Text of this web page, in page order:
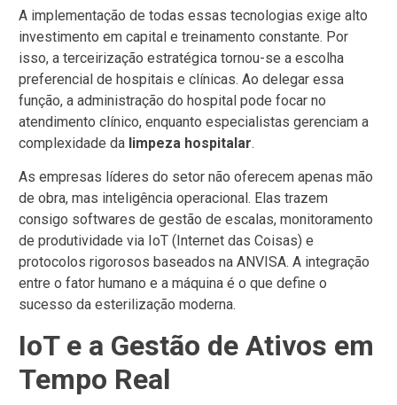
A implementação de todas essas tecnologias exige alto
investimento em capital e treinamento constante. Por
isso, a terceirização estratégica tornou-se a escolha
preferencial de hospitais e clínicas. Ao delegar essa
função, a administração do hospital pode focar no
atendimento clínico, enquanto especialistas gerenciam a
complexidade da limpeza hospitalar.
As empresas líderes do setor não oferecem apenas mão
de obra, mas inteligência operacional. Elas trazem
consigo softwares de gestão de escalas, monitoramento
de produtividade via IoT (Internet das Coisas) e
protocolos rigorosos baseados na ANVISA. A integração
entre o fator humano e a máquina é o que define o
sucesso da esterilização moderna.
IoT e a Gestão de Ativos em
Tempo Real